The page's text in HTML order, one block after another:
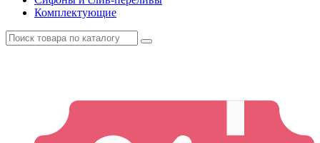
Комплектующие